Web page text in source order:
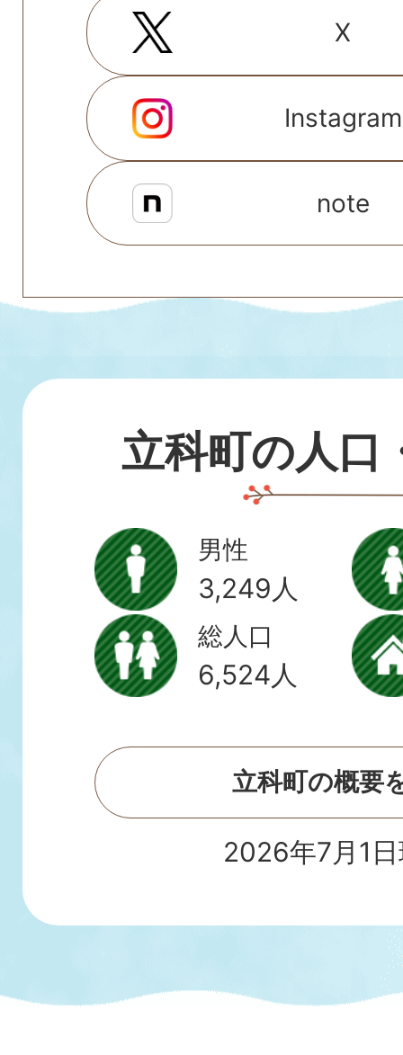
X
Instagram
note
立科町の人口
男性
3,249人
総人口
6,524人
立科町の概要
2026年7月1